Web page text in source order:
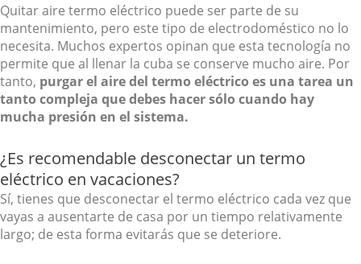
Quitar aire termo eléctrico puede ser parte de su
mantenimiento, pero este tipo de electrodoméstico no lo
necesita. Muchos expertos opinan que esta tecnología no
permite que al llenar la cuba se conserve mucho aire. Por
tanto, purgar el aire del termo eléctrico es una tarea un
tanto compleja que debes hacer sólo cuando hay
mucha presión en el sistema.
¿Es recomendable desconectar un termo
eléctrico en vacaciones?
Sí, tienes que desconectar el termo eléctrico cada vez que
vayas a ausentarte de casa por un tiempo relativamente
largo; de esta forma evitarás que se deteriore.